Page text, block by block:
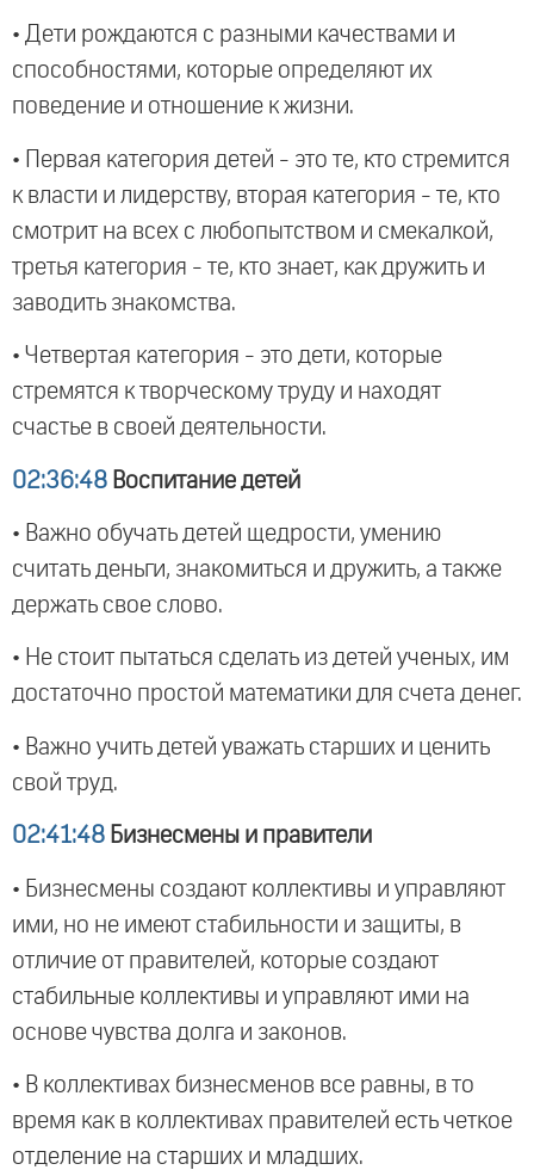
• Дети рождаются с разными качествами и
способностями, которые определяют их
поведение и отношение к жизни.
• Первая категория детей - это те, кто стремится
к власти и лидерству, вторая категория - те, кто
смотрит на всех с любопытством и смекалкой,
третья категория - те, кто знает, как дружить и
заводить знакомства.
• Четвертая категория - это дети, которые
стремятся к творческому труду и находят
счастье в своей деятельности.
02:36:48 Воспитание детей
• Важно обучать детей щедрости, умению
считать деньги, знакомиться и дружить, а также
держать свое слово.
• Не стоит пытаться сделать из детей ученых, им
достаточно простой математики для счета денег.
• Важно учить детей уважать старших и ценить
свой труд.
02:41:48 Бизнесмены и правители
• Бизнесмены создают коллективы и управляют
ими, но не имеют стабильности и защиты, в
отличие от правителей, которые создают
стабильные коллективы и управляют ими на
основе чувства долга и законов.
• В коллективах бизнесменов все равны, в то
время как в коллективах правителей есть четкое
отделение на старших и младших.